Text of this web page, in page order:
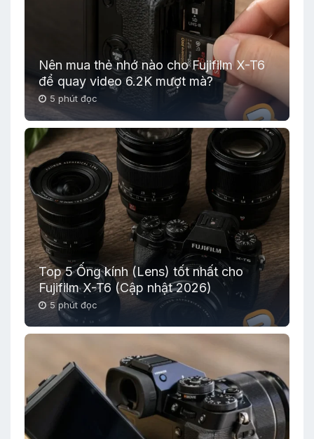
Nên mua thẻ nhớ nào cho Fujifilm X-T6
để quay video 6.2K mượt mà?
5 phút đọc
Top 5 Ống kính (Lens) tốt nhất cho
Fujifilm X-T6 (Cập nhật 2026)
5 phút đọc